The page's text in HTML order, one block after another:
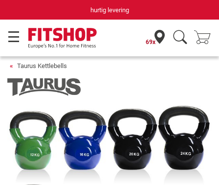
hurtig levering
69x
Taurus Kettlebells